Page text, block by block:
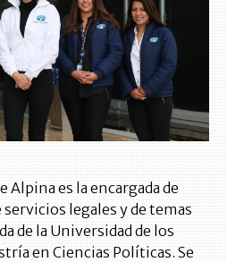
Alpina es la encargada de
legales y de temas
de la Universidad de los
en Ciencias Políticas. Se